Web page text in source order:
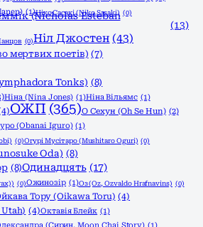
(1)Ніко Сасакі (Niko Sasaki) (0)
(Nicholas Esteban
(13)
(0)Ніл Джостен (43)
мертвих поетів) (7)
Tonks) (8)
Ніна (Nina Jones) (1)Ніна Вільямс (1)
ОЖП (365)О Сехун (Oh Se Hun) (2)
(Obanai Iguro) (1)
(0)Огурі Мусітаро (Mushitaro Oguri) (0)
Oda) (8)
(8)Одинадцять (17)
(0)Ожинозір (1)Оз (Oz, Ozvaldo Hrafnavins) (0)
Тору (Oikawa Toru) (4)
(4)Октавія Блейк (1)
(Сирин, Moon Chai Story) (1)